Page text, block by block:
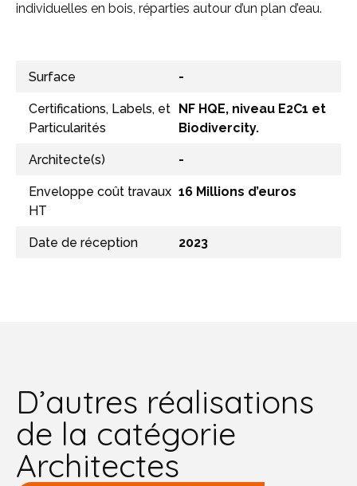
individuelles en bois, réparties autour d’un plan d’eau.
Surface -
Certifications, Labels, et
Particularités
NF HQE, niveau E2C1 et
Biodivercity.
Architecte(s) -
Enveloppe coût travaux
HT
16 Millions d’euros
Date de réception 2023
D’autres réalisations
de la catégorie
Architectes